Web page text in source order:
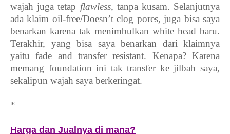
wajah juga tetap flawless, tanpa kusam. Selanjutnya
ada klaim oil-free/Doesn’t clog pores, juga bisa saya
benarkan karena tak menimbulkan white head baru.
Terakhir, yang bisa saya benarkan dari klaimnya
yaitu fade and transfer resistant. Kenapa? Karena
memang foundation ini tak transfer ke jilbab saya,
sekalipun wajah saya berkeringat.
*
Harga dan Jualnya di mana?